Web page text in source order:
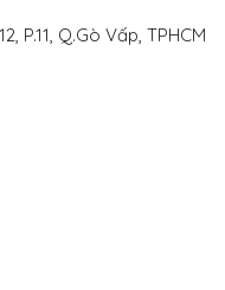
P.11, Q.Gò Vấp, TPHCM